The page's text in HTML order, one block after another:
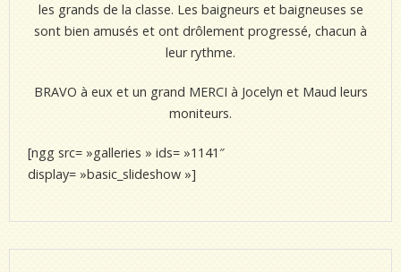
les grands de la classe. Les baigneurs et baigneuses se
sont bien amusés et ont drôlement progressé, chacun à
leur rythme.
BRAVO à eux et un grand MERCI à Jocelyn et Maud leurs
moniteurs.
[ngg src= »galleries » ids= »1141″
display= »basic_slideshow »]